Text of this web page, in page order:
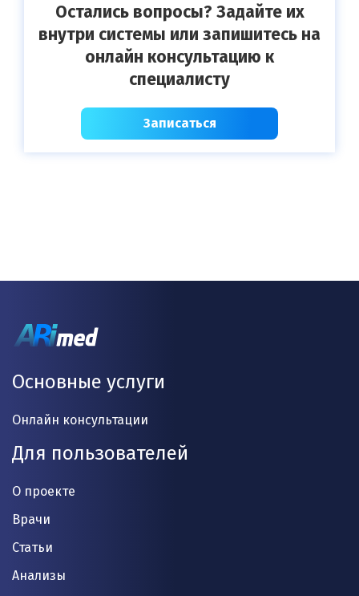
Остались вопросы? Задайте их
внутри системы или запишитесь на
онлайн консультацию к
специалисту
Записаться
Основные услуги
Онлайн консультации
Для пользователей
О проекте
Врачи
Статьи
Анализы